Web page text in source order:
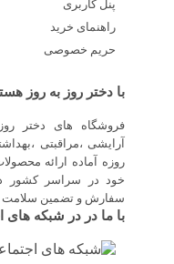
پنل کاربری
راهنمای خرید
حریم خصوصی
با دختر روز به روز
فروشگاه های دختر
آرایشی ،مراقبتی
روزه آماده ارائه
خود در سراسر کشور
سفارش و تضمین سلامت
با ما در در شبکه های